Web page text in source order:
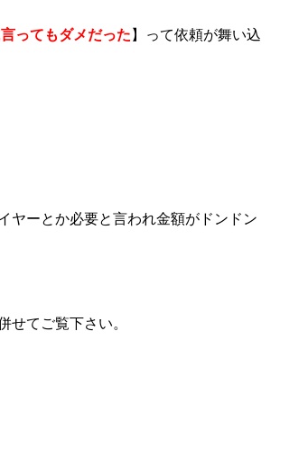
ってもダメだった 】って依頼が舞い込
ヤーとか必要と言われ金額がドンドン
せてご覧下さい。